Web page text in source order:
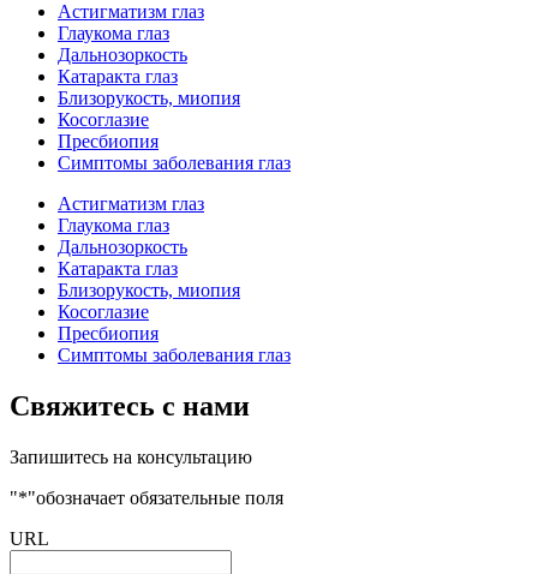
Астигматизм глаз
Глаукома глаз
Дальнозоркость
Катаракта глаз
Близорукость, миопия
Косоглазие
Пресбиопия
Симптомы заболевания глаз
Астигматизм глаз
Глаукома глаз
Дальнозоркость
Катаракта глаз
Близорукость, миопия
Косоглазие
Пресбиопия
Симптомы заболевания глаз
Свяжитесь с нами
Запишитесь на консультацию
"*"обозначает обязательные поля
URL